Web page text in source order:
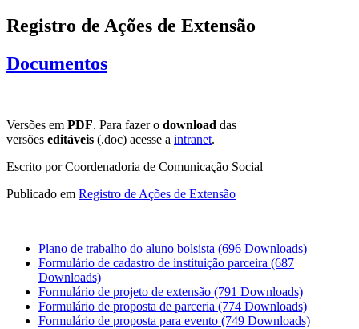
Registro de Ações de Extensão
Documentos
Versões em PDF. Para fazer o download das
versões editáveis (.doc) acesse a intranet.
Escrito por Coordenadoria de Comunicação Social
Publicado em Registro de Ações de Extensão
Plano de trabalho do aluno bolsista (696 Downloads)
Formulário de cadastro de instituição parceira (687
Downloads)
Formulário de projeto de extensão (791 Downloads)
Formulário de proposta de parceria (774 Downloads)
Formulário de proposta para evento (749 Downloads)